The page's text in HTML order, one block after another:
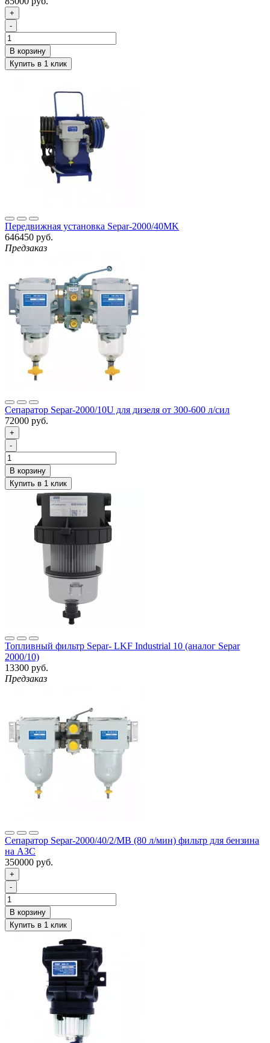
+
-
Передвижная установка Separ-2000/40MK
646450 руб.
Предзаказ
Сепаратор Separ-2000/10U для дизеля от 300-600 л/сил
72000 руб.
+
-
Топливный фильтр Separ- LKF Industrial 10 (аналог Separ
2000/10)
13300 руб.
Предзаказ
Сепаратор Separ-2000/40/2/МВ (80 л/мин) фильтр для бензина
на АЗС
350000 руб.
+
-